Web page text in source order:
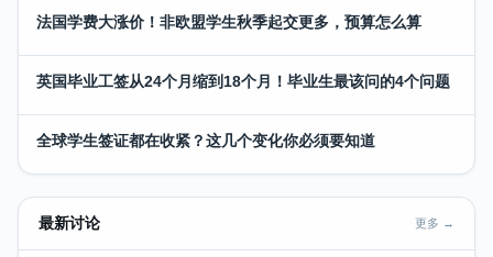
法国学费大涨价！非欧盟学生秋季起交更多，预算怎么算
英国毕业工签从24个月缩到18个月！毕业生最该问的4个问题
全球学生签证都在收紧？这几个变化你必须要知道
最新讨论 更多 →